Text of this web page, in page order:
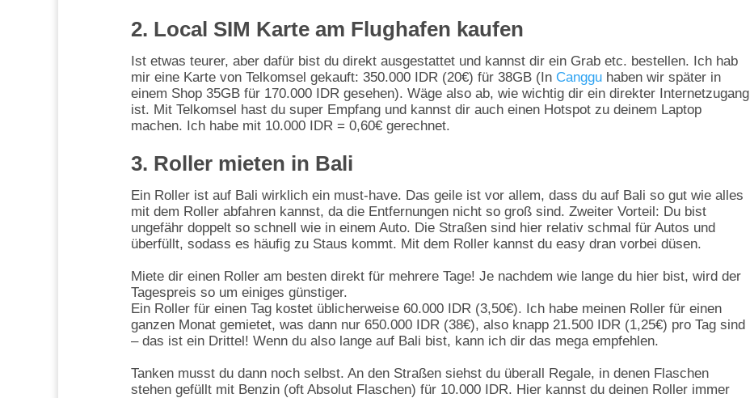
2. Local SIM Karte am Flughafen kaufen
Ist etwas teurer, aber dafür bist du direkt ausgestattet und kannst dir ein Grab etc. bestellen. Ich hab
mir eine Karte von Telkomsel gekauft: 350.000 IDR (20€) für 38GB (In Canggu haben wir später in
einem Shop 35GB für 170.000 IDR gesehen). Wäge also ab, wie wichtig dir ein direkter Internetzugang
ist. Mit Telkomsel hast du super Empfang und kannst dir auch einen Hotspot zu deinem Laptop
machen. Ich habe mit 10.000 IDR = 0,60€ gerechnet.
3. Roller mieten in Bali
Ein Roller ist auf Bali wirklich ein must-have. Das geile ist vor allem, dass du auf Bali so gut wie alles
mit dem Roller abfahren kannst, da die Entfernungen nicht so groß sind. Zweiter Vorteil: Du bist
ungefähr doppelt so schnell wie in einem Auto. Die Straßen sind hier relativ schmal für Autos und
überfüllt, sodass es häufig zu Staus kommt. Mit dem Roller kannst du easy dran vorbei düsen.
Miete dir einen Roller am besten direkt für mehrere Tage! Je nachdem wie lange du hier bist, wird der
Tagespreis so um einiges günstiger.
Ein Roller für einen Tag kostet üblicherweise 60.000 IDR (3,50€). Ich habe meinen Roller für einen
ganzen Monat gemietet, was dann nur 650.000 IDR (38€), also knapp 21.500 IDR (1,25€) pro Tag sind
– das ist ein Drittel! Wenn du also lange auf Bali bist, kann ich dir das mega empfehlen.
Tanken musst du dann noch selbst. An den Straßen siehst du überall Regale, in denen Flaschen
stehen gefüllt mit Benzin (oft Absolut Flaschen) für 10.000 IDR. Hier kannst du deinen Roller immer